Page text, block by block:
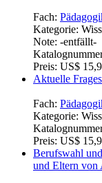
Fach:
Kategorie:
Note: -entfällt-
Preis: US$
Aktuelle
Fach:
Kategorie:
Preis: US$
Berufswahl
und Eltern von